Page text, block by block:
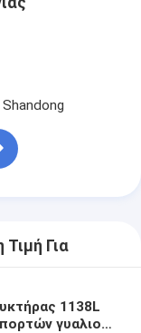
Για
1138L
γυαλιού